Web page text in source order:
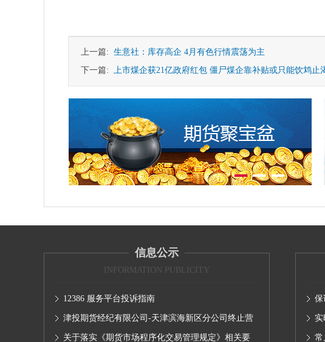
上一篇: 生意社：库存高企 4月有色行情震荡为主
下一篇: 上市煤企获21亿政府红包 僵尸煤企靠补贴或只能饮鸩止
信息公示
INFORMATION PUBLICITY
12386 服务平台投诉指南
津投期货经纪有限公司-天津滨海新区分公司终止营
业的公告
关于落实《期货市场程序化交易管理规定》相关要
保
常